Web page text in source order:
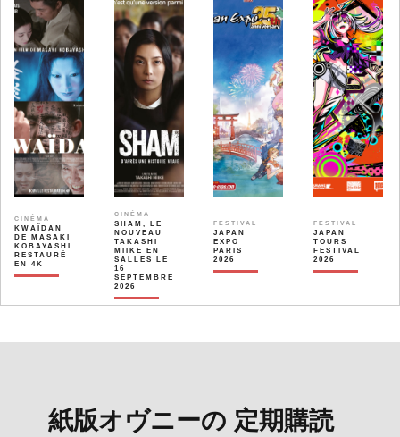
CINÉMA
KWAÏDAN
DE MASAKI
KOBAYASHI
RESTAURÉ
EN 4K
CINÉMA
SHAM, LE
NOUVEAU
TAKASHI
MIIKE EN
SALLES LE
16
SEPTEMBRE
2026
FESTIVAL
JAPAN
EXPO
PARIS
2026
FESTIVAL
JAPAN
TOURS
FESTIVAL
2026
紙版オヴニーの 定期購読